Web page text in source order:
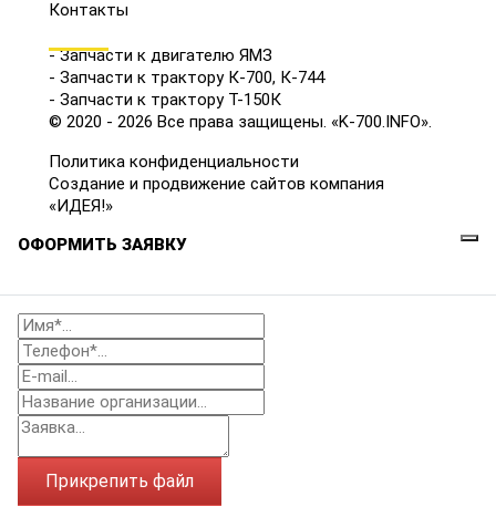
Контакты
- Запчасти к двигателю ЯМЗ
- Запчасти к трактору К-700, К-744
- Запчасти к трактору Т-150К
© 2020 - 2026 Все права защищены. «K-700.INFO».
Политика конфиденциальности
Создание и продвижение сайтов компания
«ИДЕЯ!»
ОФОРМИТЬ ЗАЯВКУ
Прикрепить файл